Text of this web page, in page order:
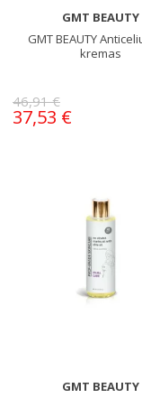
GMT BEAUTY
GMT BEAUTY
kremas
46,91 €
37,53 €
GMT BEAUTY